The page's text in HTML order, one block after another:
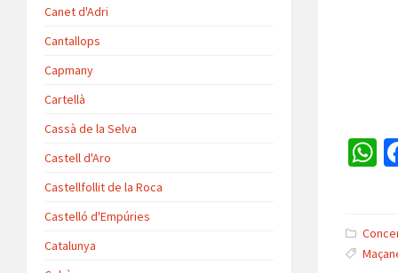
p
Canet d'Adri
Cantallops
Capmany
Cartellà
Cassà de la Selva
Castell d'Aro
Castellfollit de la Roca
Castelló d'Empúries
Catalunya